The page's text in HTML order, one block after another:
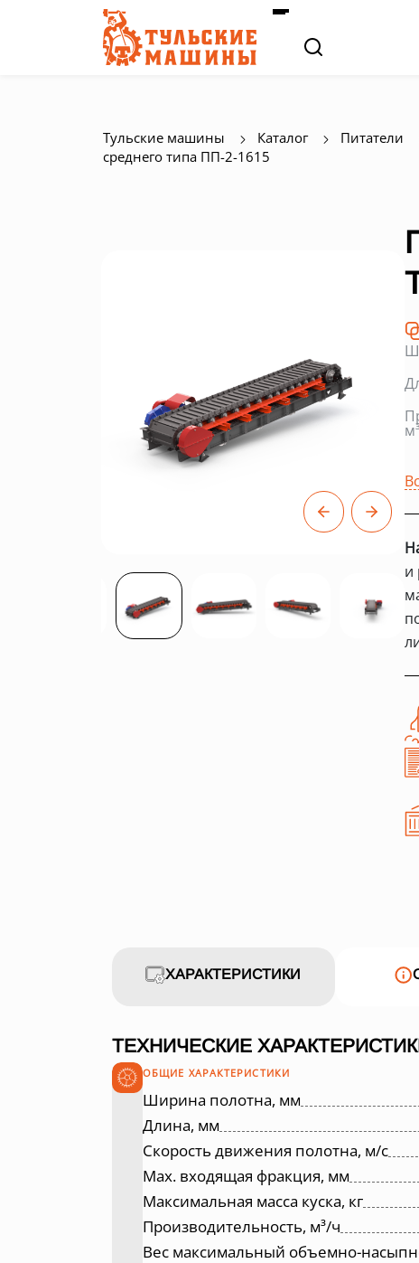
Тульские машины Каталог Питатели
среднего типа ПП-2-1615
и
ХАРАКТЕРИСТИКИ
ТЕХНИЧЕСКИЕ
ОБЩИЕ ХАРАКТЕРИСТИКИ
Ширина полотна, мм
Длина, мм
Скорость движения полотна, м/с
Max. входящая фракция, мм
Максимальная масса куска, кг
Производительность, м³/ч
Вес максимальный объемно-